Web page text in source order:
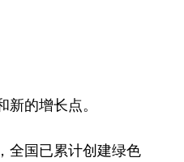
的增长点。
国已累计创建绿色